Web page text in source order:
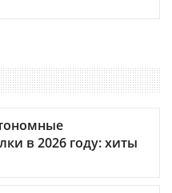
в 2026 году: хиты